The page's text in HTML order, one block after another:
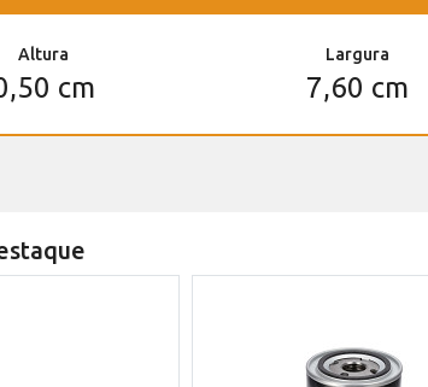
Altura
cm
Largura
7,60 cm